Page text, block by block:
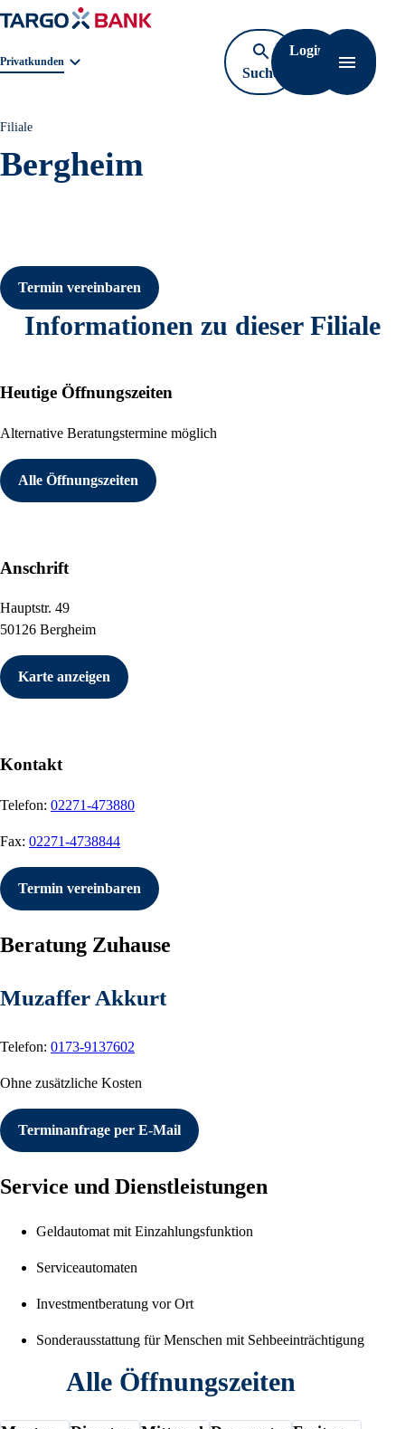
Geschäftsbereichnavigation. Aktuelle Auswahl:
Privatkunden
Suche
öffnen
Login
Filiale
Bergheim
Termin vereinbaren
Informationen zu dieser Filiale
Heutige Öffnungszeiten
Alternative Beratungstermine möglich
Alle Öffnungszeiten
Anschrift
Hauptstr. 49
50126 Bergheim
Karte anzeigen
Kontakt
Telefon: 02271-473880
Fax: 02271-4738844
Termin vereinbaren
Beratung Zuhause
Muzaffer Akkurt
Telefon: 0173-9137602
Ohne zusätzliche Kosten
Terminanfrage per E-Mail
Service und Dienstleistungen
Geldautomat mit Einzahlungsfunktion
Serviceautomaten
Investmentberatung vor Ort
Sonderausstattung für Menschen mit Sehbeeinträchtigung
Alle Öffnungszeiten